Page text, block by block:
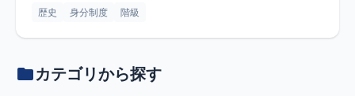
歴史 身分制度 階級
カテゴリから探す